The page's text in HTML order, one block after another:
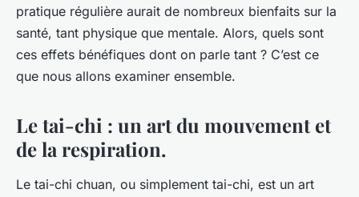
Pierre•7 janvier 2024•6 min de lecture
pratique régulière aurait de nombreux bienfaits sur la
santé, tant physique que mentale. Alors, quels sont
ces effets bénéfiques dont on parle tant ? C’est ce
que nous allons examiner ensemble.
Le tai-chi : un art du mouvement et
de la respiration.
Le tai-chi chuan, ou simplement tai-chi, est un art